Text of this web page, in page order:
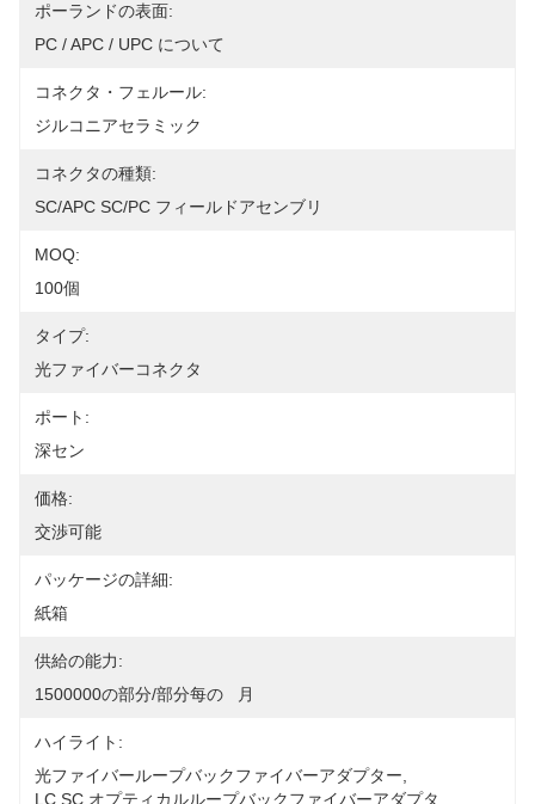
ポーランドの表面:
PC / APC / UPC について
コネクタ・フェルール:
ジルコニアセラミック
コネクタの種類:
SC/APC SC/PC フィールドアセンブリ
MOQ:
100個
タイプ:
光ファイバーコネクタ
ポート:
深セン
価格:
交渉可能
パッケージの詳細:
紙箱
供給の能力:
1500000の部分/部分每の   月
ハイライト:
光ファイバーループバックファイバーアダプター
LC SC オプティカルループバックファイバーアダプタ